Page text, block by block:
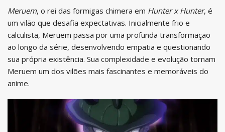
Meruem, o rei das formigas chimera em Hunter x Hunter, é
um vilão que desafia expectativas. Inicialmente frio e
calculista, Meruem passa por uma profunda transformação
ao longo da série, desenvolvendo empatia e questionando
sua própria existência. Sua complexidade e evolução tornam
Meruem um dos vilões mais fascinantes e memoráveis do
anime.